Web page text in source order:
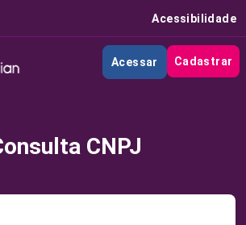
Acessibilidade
Acessar Cadastrar
CNPJ